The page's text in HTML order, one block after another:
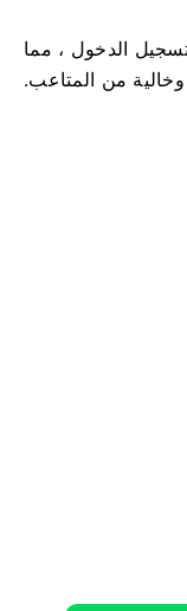
الدخول ، مما
من المتاعب.